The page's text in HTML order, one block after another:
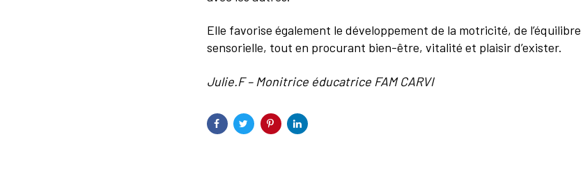
Elle favorise également le développement de la motricité, de
sensorielle, tout en procurant bien-être, vitalité et plaisir d’exister.
Julie.F – Monitrice éducatrice FAM CARVI